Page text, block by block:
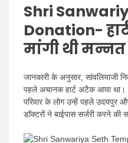
Shri
Donation-
मांगी थी मन्नत
जानकारी के अनुसार, सांवलियाजी
पहले अचानक हार्ट अटैक आया था।
परिवार के लोग उन्हें पहले उदयपुर
डॉक्टरों ने बाईपास सर्जरी करने की